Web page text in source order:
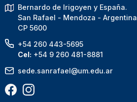
Bernardo de Irigoyen y España.
San Rafael - Mendoza - Argentina
CP 5600
+54 260 443-5695
Cel: +54 9 260 481-8881
sede.sanrafael@um.edu.ar